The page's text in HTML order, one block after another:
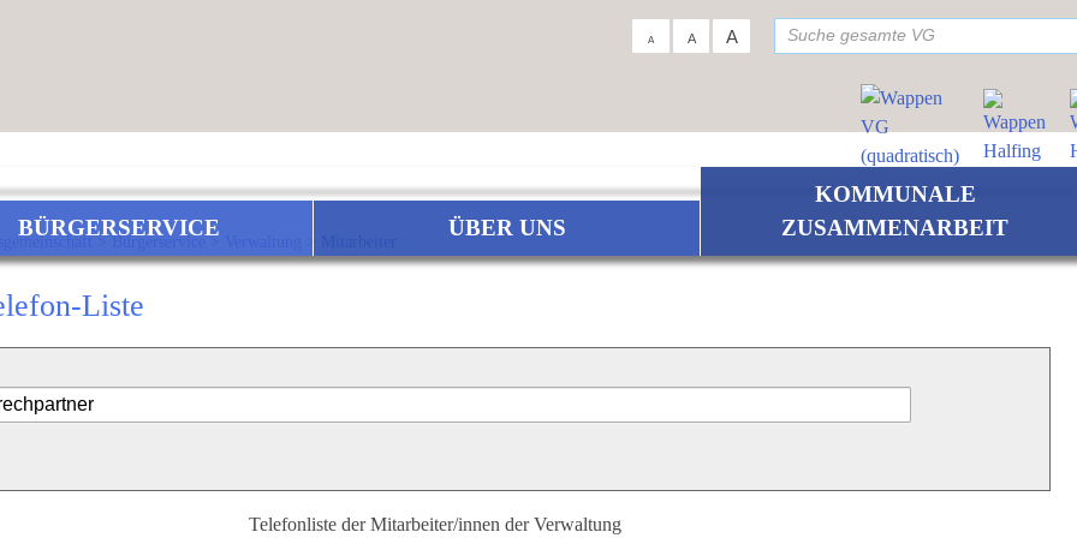
A A A
BÜRGERSERVICE ÜBER UNS
KOMMUNALE
ZUSAMMENARBEIT
>Bürgerservice>
Liste
Telefonliste der Mitarbeiter/innen der Verwaltung